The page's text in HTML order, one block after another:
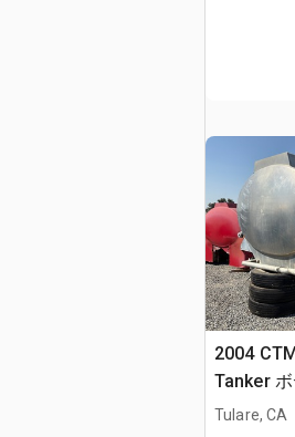
2004
Tanker
Tulare, CA